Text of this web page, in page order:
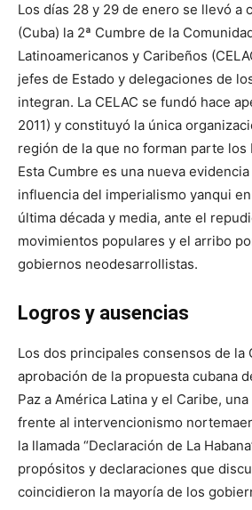
Los días 28 y 29 de enero se llevó a
(Cuba) la 2ª Cumbre de la
Latinoamericanos y Caribeños
jefes de Estado y delegaciones de
integran. La CELAC se fundó hace
2011) y constituyó la única
región de la que no forman parte los
Esta Cumbre es una nueva
influencia del imperialismo yanqui
última década y media, ante el
movimientos populares y el arribo
gobiernos neodesarrollistas.
Logros y ausencias
Los dos principales consensos de la
aprobación de la propuesta cubana
Paz a América Latina y el Caribe,
frente al intervencionismo
la llamada “Declaración de La
propósitos y declaraciones que
coincidieron la mayoría de los